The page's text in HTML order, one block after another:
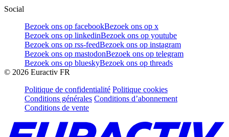
Social
Bezoek ons op facebookBezoek ons op x
Bezoek ons op linkedinBezoek ons op youtube
Bezoek ons op rss-feedBezoek ons op instagram
Bezoek ons op mastodonBezoek ons op telegram
Bezoek ons op blueskyBezoek ons op threads
© 2026 Euractiv FR
Politique de confidentialité Politique cookies
Conditions générales Conditions d’abonnement
Conditions de vente